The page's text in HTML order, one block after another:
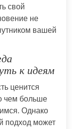
свой
не
вашей
к идеям
ценится
чем больше
Однако
подход может